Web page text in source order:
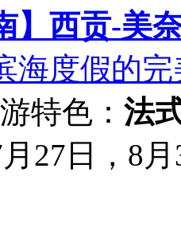
】西贡-美
海度假的
特色： 法
27日，8